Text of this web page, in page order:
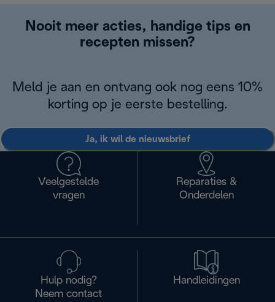
Nooit meer acties, handige tips en
recepten missen?
Meld je aan en ontvang ook nog eens 10%
korting op je eerste bestelling.
Ja, ik wil de nieuwsbrief
Veelgestelde
vragen
Reparaties &
Onderdelen
Hulp nodig?
Neem contact
Handleidingen